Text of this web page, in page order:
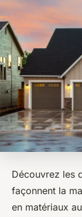
Découvrez les
façonnent la
en matériaux